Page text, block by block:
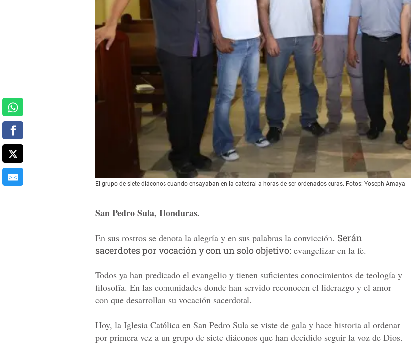
El grupo de siete diáconos cuando ensayaban en la catedral a horas de ser ordenados curas. Fotos: Yoseph Amaya
San Pedro Sula, Honduras.
En sus rostros se denota la alegría y en sus palabras la convicción. Serán
sacerdotes por vocación y con un solo objetivo: evangelizar en la fe.
Todos ya han predicado el evangelio y tienen suficientes conocimientos de teología y
filosofía. En las comunidades donde han servido reconocen el liderazgo y el amor
con que desarrollan su vocación sacerdotal.
Hoy, la Iglesia Católica en San Pedro Sula se viste de gala y hace historia al ordenar
por primera vez a un grupo de siete diáconos que han decidido seguir la voz de Dios.